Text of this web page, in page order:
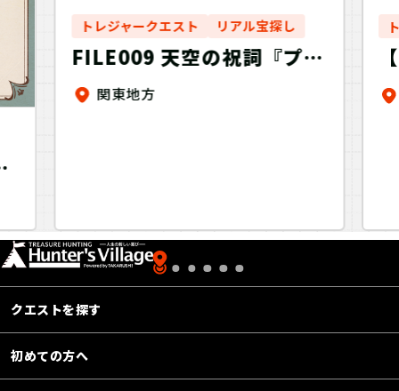
トレジャークエスト リアル宝探し
FILE009 天空の祝詞『プロ
ハンターからの指令』
関東地方
クエストを探す
初めての方へ